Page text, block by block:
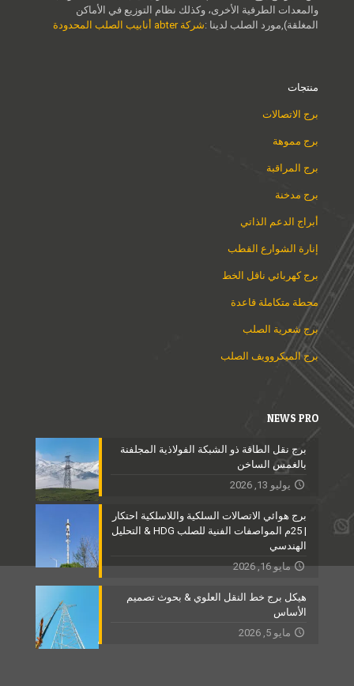
والمعدات الطرفية الأخرى، وكذلك نظام التوزيع في الأماكن
المغلقة),مورد الصلب لدينا :شركة abter أنابيب الصلب المحدودة
منتجات
برج الاتصالات
برج مموهة
برج المراقبة
برج مدخنة
أبراج الدعم الذاتي
إنارة الشوارع القطب
برج كهربائي ناقل الخط
محطة متكاملة قاعدة
برج شعرية الصلب
برج الميكروويف الصلب
NEWS PRO
برج نقل الطاقة ذو الشبكة الفولاذية المجلفنة
بالغمس الساخن
يوليو 13, 2026
برج هوائي الاتصالات السلكية واللاسلكية احتكار
| 25م المواصفات الفنية للصلب HDG & التحليل
الهندسي
مايو 16, 2026
هيكل برج خط النقل العلوي & بحوث تصميم
الأساس
مايو 5, 2026